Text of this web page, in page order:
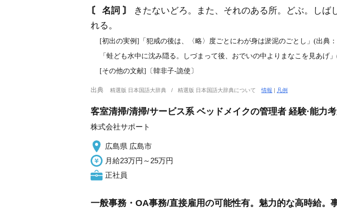
〘 名詞 〙
きたないどろ。また、それのある所。どぶ。し
れる。
[初出の実例]「犯戒の後は、〈略〉度ごとにわが身は淤泥のごとし」(出典
「蛙ども水中に沈み隠る。しづまって後、おでいの中よりまなこを見あげ
[その他の文献]〔韓非子‐詭使〕
出典 精選版 日本国語大辞典 精選版 日本国語大辞典について情報 | 凡例
客室清掃/清掃/サービス系 ベッドメイクの管理者 経験·能力
株式会社サポート
広島県 広島市
月給23万円～25万円
正社員
一般事務・OA事務/直接雇用の可能性有。魅力的な高時給。